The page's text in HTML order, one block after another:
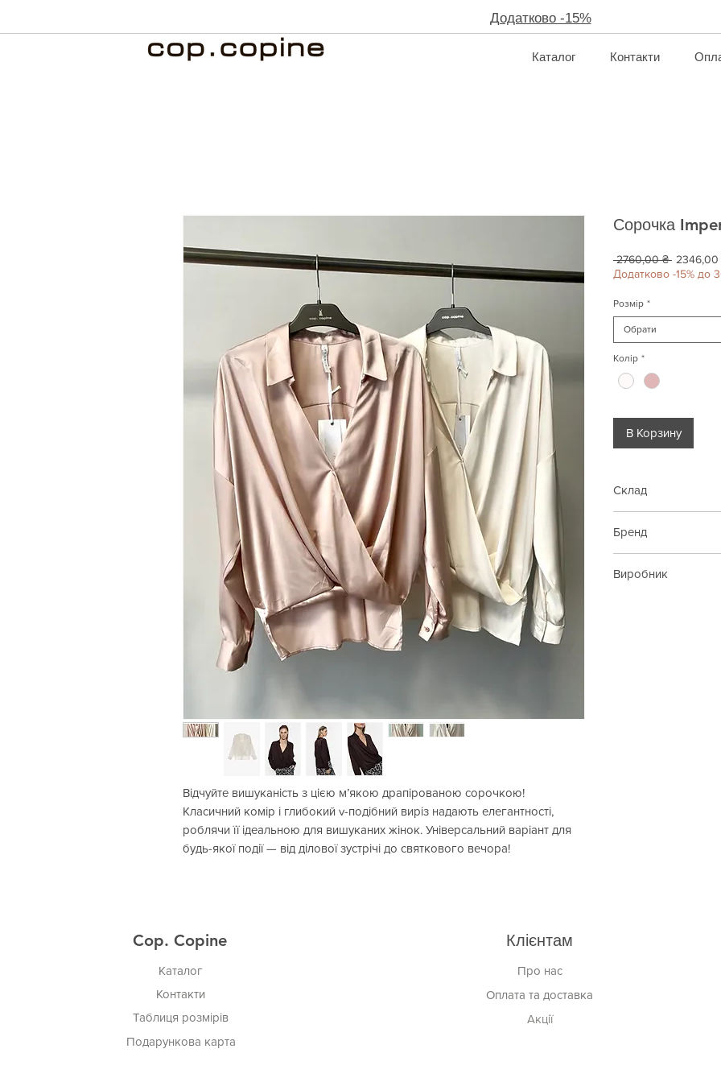
Додатково -15%
Каталог Контакти
Відчуйте вишуканість з цією м’якою драпірованою сорочкою!
Класичний комір і глибокий v-подібний виріз надають елегантності,
роблячи її ідеальною для вишуканих жінок. Універсальний варіант для
будь-якої події — від ділової зустрічі до святкового вечора!
Сорочка
2760,00 ₴ Звичайна
ціна
2346,00
Додатково -15% до
Розмір *
Обрати
Колір *
В Корзину
Склад
Бренд
Виробник
Cop. Copine
Каталог
Контакти
Таблиця розмірів
Подарункова карта
Клієнтам
Про нас
Оплата та доставка
Акції